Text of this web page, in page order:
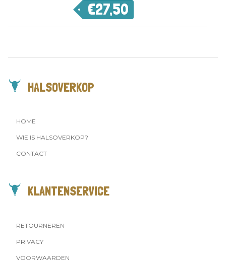
€27,50
HALSOVERKOP
HOME
WIE IS HALSOVERKOP?
CONTACT
KLANTENSERVICE
RETOURNEREN
PRIVACY
VOORWAARDEN